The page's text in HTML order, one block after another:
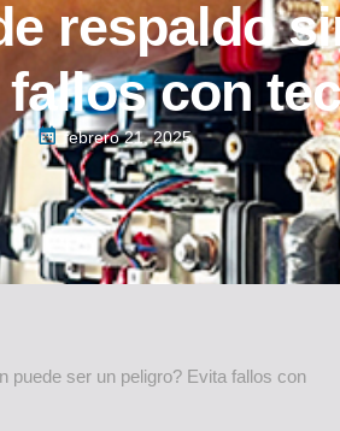
respaldo
con
febrero 21, 2025
puede ser un peligro? Evita fallos con